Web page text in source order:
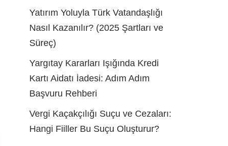
Yatırım Yoluyla Türk Vatandaşlığı
Nasıl Kazanılır? (2025 Şartları ve
Süreç)
Yargıtay Kararları Işığında Kredi
Kartı Aidatı İadesi: Adım Adım
Başvuru Rehberi
Vergi Kaçakçılığı Suçu ve Cezaları:
Hangi Fiiller Bu Suçu Oluşturur?